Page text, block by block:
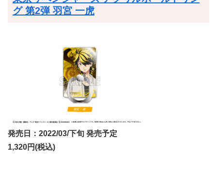
グ 第2弾 羽宮 一虎
発売日：2022/03/下旬 発売予定
1,320円(税込)